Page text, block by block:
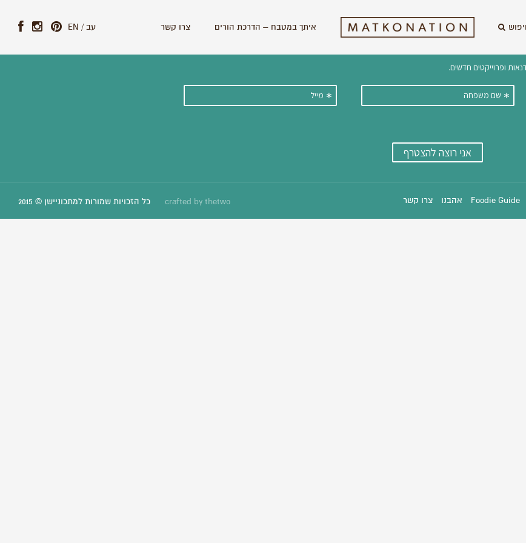
איתך במטבח – הדרכת הורים צרו קשר EN / עב
ישירות למייל עדכונים על מתכונים וסיפורים חדשים:
Foodie Guide אהבנו צרו קשר crafted by thetwo כל הזכויות שמורות למתכוניישן © 2015